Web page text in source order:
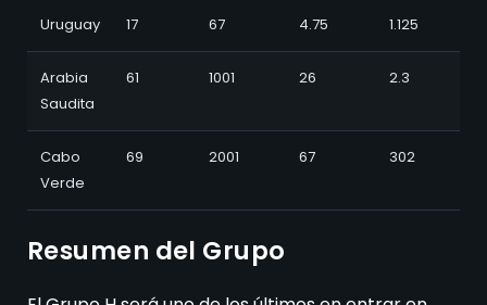
Uruguay 17 67 4.75 1.125
Arabia
Saudita
61 1001 26 2.3
Cabo
Verde
69 2001 67 302
Resumen del Grupo